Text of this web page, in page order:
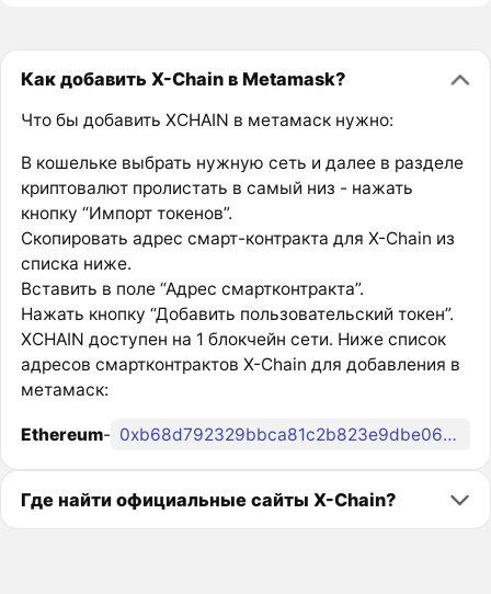
Как добавить X-Chain в Metamask?
Что бы добавить XCHAIN в метамаск нужно:
В кошельке выбрать нужную сеть и далее в разделе
криптовалют пролистать в самый низ - нажать
кнопку “Импорт токенов”.
Скопировать адрес смарт-контракта для X-Chain из
списка ниже.
Вставить в поле “Адрес смартконтракта”.
Нажать кнопку “Добавить пользовательский токен”.
XCHAIN доступен на 1 блокчейн сети. Ниже список
адресов смартконтрактов X-Chain для добавления в
метамаск:
Ethereum- 0xb68d792329bbca81c2b823e9dbe066db53ef7b16
Где найти официальные сайты X-Chain?